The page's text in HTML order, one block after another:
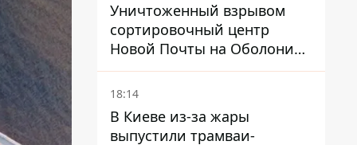
Уничтоженный взрывом
сортировочный центр
Новой Почты на Оболони
заработал – выдают
посылки
18:14
В Киеве из-за жары
выпустили трамваи-